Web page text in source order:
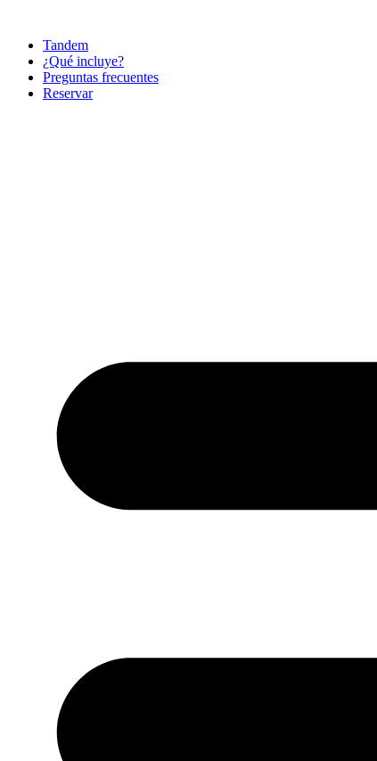
contenidoTandem
¿Qué incluye?
Preguntas frecuentes
Reservar